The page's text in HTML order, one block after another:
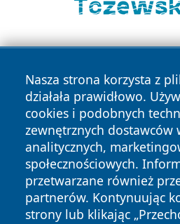
Nasza strona korzysta z
działała prawidłowo.
cookies i podobnych
zewnętrznych dostawców
analitycznych,
społecznościowych.
przetwarzane również
partnerów. Kontynuując
strony lub klikając
Copyright © 2026 faktypoznan.pl
zastrzeżone.
News Autorzy
Polityka
Prywatności